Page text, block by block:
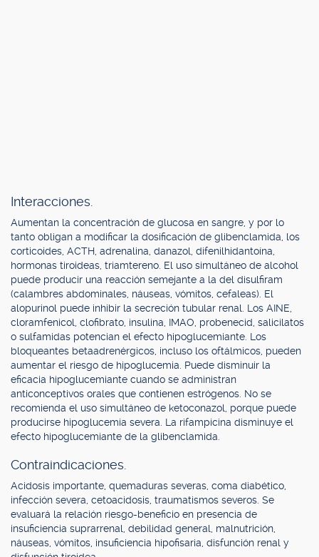
Interacciones.
Aumentan la concentración de glucosa en sangre, y por lo
tanto obligan a modificar la dosificación de glibenclamida, los
corticoides, ACTH, adrenalina, danazol, difenilhidantoína,
hormonas tiroideas, triamtereno. El uso simultáneo de alcohol
puede producir una reacción semejante a la del disulfiram
(calambres abdominales, náuseas, vómitos, cefaleas). El
alopurinol puede inhibir la secreción tubular renal. Los AINE,
cloramfenicol, clofibrato, insulina, IMAO, probenecid, salicilatos
o sulfamidas potencian el efecto hipoglucemiante. Los
bloqueantes betaadrenérgicos, incluso los oftálmicos, pueden
aumentar el riesgo de hipoglucemia. Puede disminuir la
eficacia hipoglucemiante cuando se administran
anticonceptivos orales que contienen estrógenos. No se
recomienda el uso simultáneo de ketoconazol, porque puede
producirse hipoglucemia severa. La rifampicina disminuye el
efecto hipoglucemiante de la glibenclamida.
Contraindicaciones.
Acidosis importante, quemaduras severas, coma diabético,
infección severa, cetoacidosis, traumatismos severos. Se
evaluará la relación riesgo-beneficio en presencia de
insuficiencia suprarrenal, debilidad general, malnutrición,
náuseas, vómitos, insuficiencia hipofisaria, disfunción renal y